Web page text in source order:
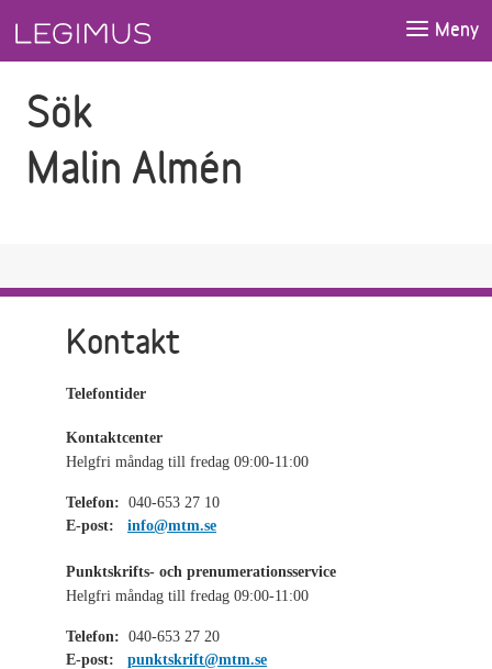
Meny
Sök
Malin Almén
Kontakt
Telefontider
Kontaktcenter
Helgfri måndag till fredag 09:00-11:00
Telefon: 040-653 27 10
E-post:
info@mtm.se
Punktskrifts- och prenumerationsservice
Helgfri måndag till fredag 09:00-11:00
Telefon: 040-653 27 20
E-post:
punktskrift@mtm.se